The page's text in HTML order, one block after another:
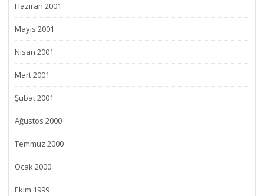
Haziran 2001
Mayıs 2001
Nisan 2001
Mart 2001
Şubat 2001
Ağustos 2000
Temmuz 2000
Ocak 2000
Ekim 1999